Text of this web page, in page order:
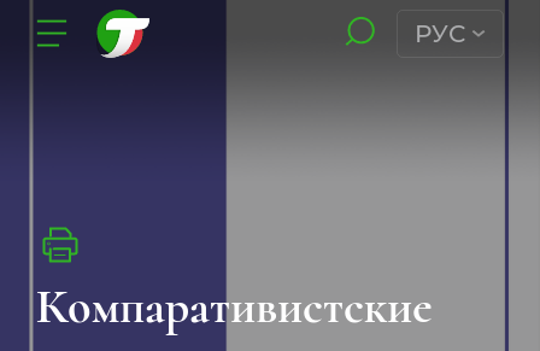
РУС
Компаративистские